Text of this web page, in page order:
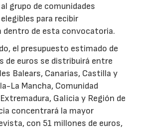
grupo de comunidades
para recibir
dentro de esta convocatoria.
el presupuesto estimado de
de euros se distribuirá entre
Balears, Canarias, Castilla y
La Mancha, Comunidad
Galicia y Región de
concentrará la mayor
con 51 millones de euros,